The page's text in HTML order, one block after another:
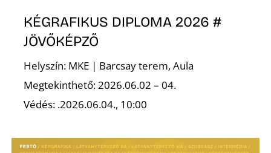
KÉGRAFIKUS DIPLOMA 2026 #
JÖVŐKÉPZŐ
Helyszín: MKE | Barcsay terem, Aula
Megtekinthető: 2026.06.02 – 04.
Védés: .2026.06.04., 10:00